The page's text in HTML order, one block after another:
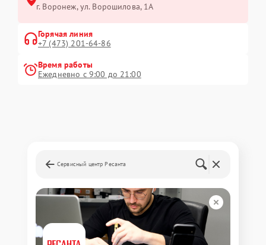
г. Воронеж, ул. Ворошилова, 1А
Горячая линия
+7 (473) 201-64-86
Время работы
Ежедневно с 9:00 до 21:00
Сервисный центр Ресанта